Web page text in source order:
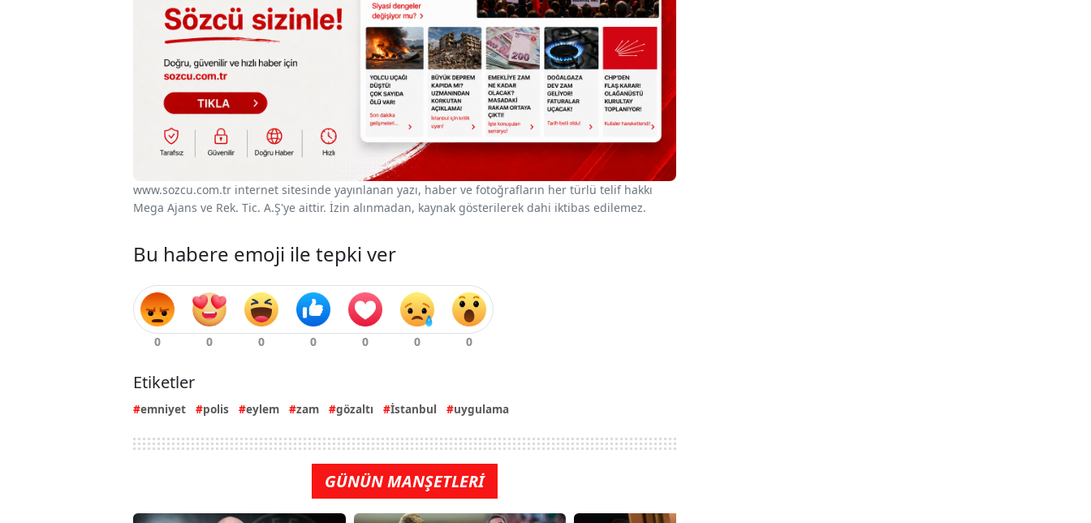
www.sozcu.com.tr internet sitesinde yayınlanan yazı, haber ve fotoğrafların her türlü telif hakkı
Mega Ajans ve Rek. Tic. A.Ş'ye aittir. İzin alınmadan, kaynak gösterilerek dahi iktibas edilemez.
Bu habere emoji ile tepki ver
Etiketler
emniyet polis eylem zam gözaltı İstanbul uygulama
GÜNÜN MANŞETLERİ